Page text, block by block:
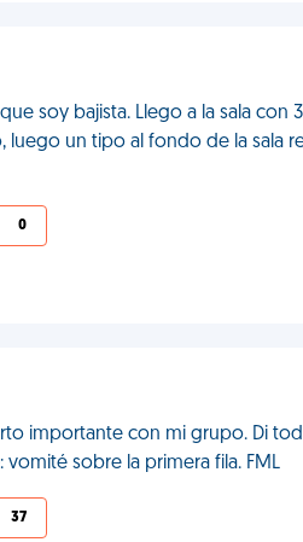
soy bajista. Llego a la sala con
luego un tipo al fondo de la sala
0
importante con mi grupo. Di
sobre la primera fila. FML
37